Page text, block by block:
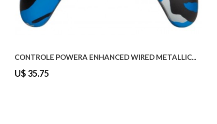
CONTROLE POWERA ENHANCED WIRED METALLIC...
U$ 35.75